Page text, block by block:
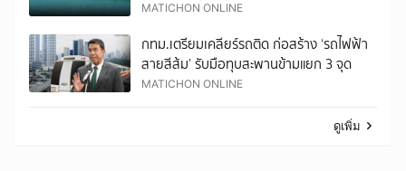
MATICHON ONLINE
กทม.เตรียมเคลียร์รถติด ก่อสร้าง ‘รถไฟฟ้า
สายสีส้ม’ รับมือทุบสะพานข้ามแยก 3 จุด
MATICHON ONLINE
ดูเพิ่ม